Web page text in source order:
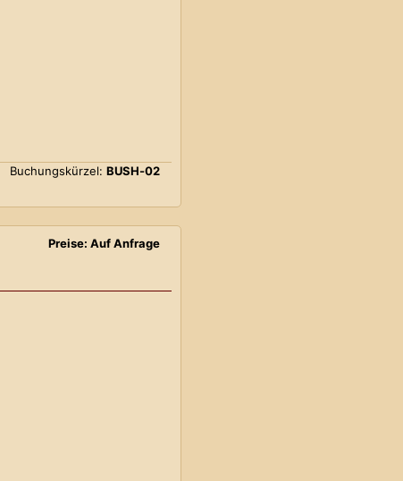
Buchungskürzel: BUSH-02
Preise: Auf Anfrage